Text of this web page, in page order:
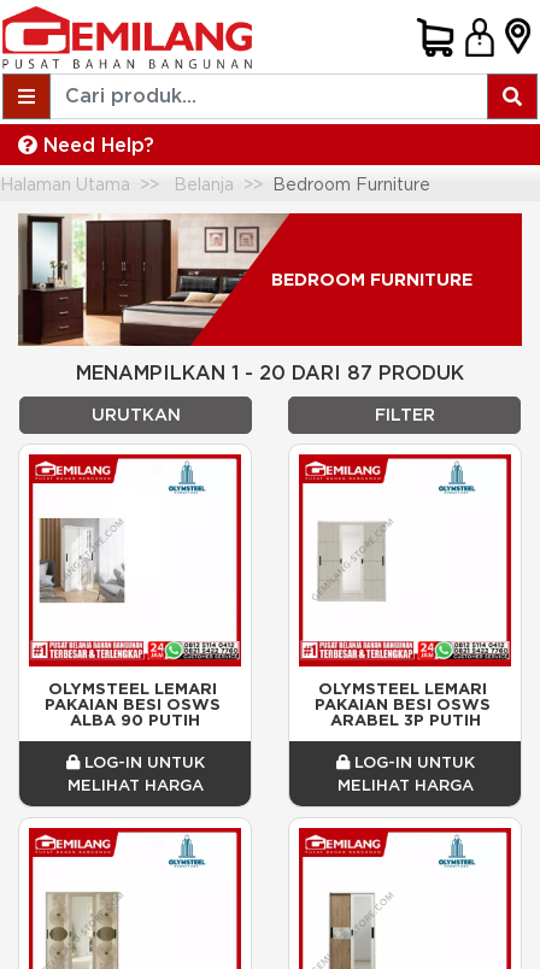
Need Help?
Halaman Utama Belanja Bedroom Furniture
BEDROOM FURNITURE
MENAMPILKAN 1 - 20 DARI 87 PRODUK
URUTKAN FILTER
OLYMSTEEL LEMARI
PAKAIAN BESI OSWS
ALBA 90 PUTIH
LOG-IN UNTUK
MELIHAT HARGA
OLYMSTEEL LEMARI
PAKAIAN BESI OSWS
ARABEL 3P PUTIH
LOG-IN UNTUK
MELIHAT HARGA